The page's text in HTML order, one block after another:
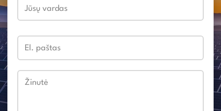
Jūsų vardas
El. paštas
Žinutė